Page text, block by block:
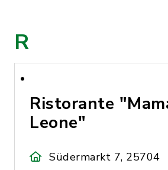
R
Ristorante
Leone"
Südermarkt 7, 25704